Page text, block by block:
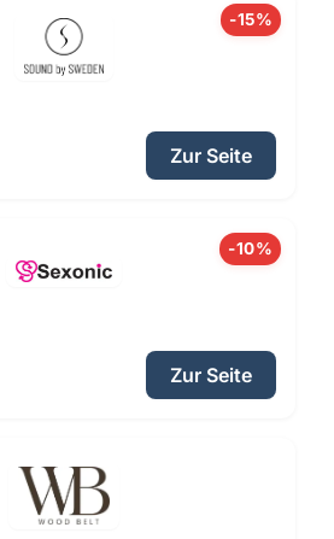
-15%
Zur Seite
-10%
Zur Seite